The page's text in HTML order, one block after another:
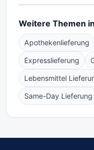
Weitere Themen
Apothekenlieferung
Expresslieferung
Lebensmittel
Same-Day Lieferung